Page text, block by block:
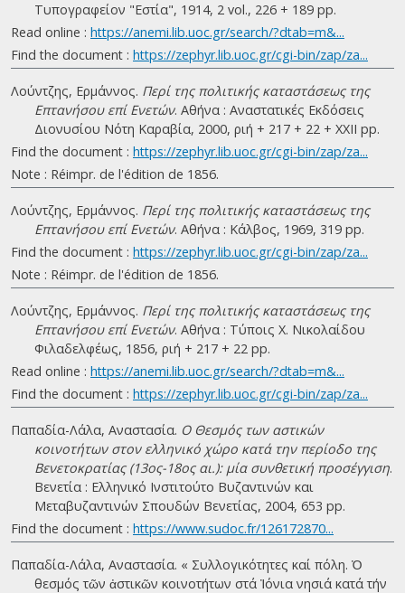
Τυπογραφείον "Εστία", 1914, 2 vol., 226 + 189 pp.
Read online : https://anemi.lib.uoc.gr/search/?dtab=m&...
Find the document : https://zephyr.lib.uoc.gr/cgi-bin/zap/za...
Λούντζης, Ερμάννος. Περί της πολιτικής καταστάσεως της
Επτανήσου επί Ενετών. Αθήνα : Αναστατικές Εκδόσεις
Διονυσίου Νότη Καραβία, 2000, ριή + 217 + 22 + ΧΧΙΙ pp.
Find the document : https://zephyr.lib.uoc.gr/cgi-bin/zap/za...
Note : Réimpr. de l'édition de 1856.
Λούντζης, Ερμάννος. Περί της πολιτικής καταστάσεως της
Επτανήσου επί Ενετών. Αθήνα : Κάλβος, 1969, 319 pp.
Find the document : https://zephyr.lib.uoc.gr/cgi-bin/zap/za...
Note : Réimpr. de l'édition de 1856.
Λούντζης, Ερμάννος. Περί της πολιτικής καταστάσεως της
Επτανήσου επί Ενετών. Αθήνα : Τύποις Χ. Νικολαίδου
Φιλαδελφέως, 1856, ριή + 217 + 22 pp.
Read online : https://anemi.lib.uoc.gr/search/?dtab=m&...
Find the document : https://zephyr.lib.uoc.gr/cgi-bin/zap/za...
Παπαδία-Λάλα, Αναστασία. Ο Θεσμός των αστικών
κοινοτήτων στον ελληνικό χώρο κατά την περίοδο της
Βενετοκρατίας (13ος-18ος αι.): μία συνθετική προσέγγιση.
Βενετία : Ελληνικό Ινστιτούτο Βυζαντινών και
Μεταβυζαντινών Σπουδών Βενετίας, 2004, 653 pp.
Find the document : https://www.sudoc.fr/126172870...
Παπαδία-Λάλα, Αναστασία. « Συλλογικότητες καί πόλη. Ὁ
θεσµός τῶν ἀστικῶν κοινοτήτων στά Ἰόνια νησιά κατά τήν